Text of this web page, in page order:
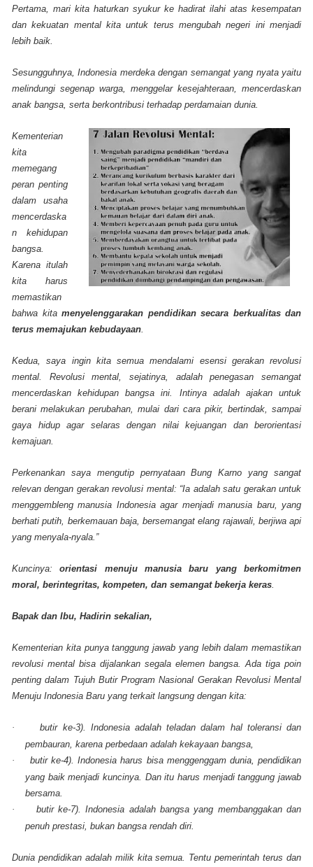
Pertama, mari kita haturkan syukur ke hadirat ilahi atas kesempatan
dan kekuatan mental kita untuk terus mengubah negeri ini menjadi
lebih baik.
Sesungguhnya, Indonesia merdeka dengan semangat yang nyata yaitu
melindungi segenap warga, menggelar kesejahteraan, mencerdaskan
anak bangsa, serta berkontribusi terhadap perdamaian dunia.
Kementerian
kita
memegang
peran penting
dalam usaha
mencerdaska
n kehidupan
bangsa.
Karena itulah
kita harus
memastikan
bahwa kita menyelenggarakan pendidikan secara berkualitas dan
terus memajukan kebudayaan
Kedua, saya ingin kita semua mendalami esensi gerakan revolusi
mental. Revolusi mental, sejatinya, adalah penegasan semangat
mencerdaskan kehidupan bangsa ini. Intinya adalah ajakan untuk
berani melakukan perubahan, mulai dari cara pikir, bertindak, sampai
gaya hidup agar selaras dengan nilai kejuangan dan berorientasi
kemajuan.
Perkenankan saya mengutip pernyataan Bung Karno yang sangat
relevan dengan gerakan revolusi mental: “Ia adalah satu gerakan untuk
menggembleng manusia Indonesia agar menjadi manusia baru, yang
berhati putih, berkemauan baja, bersemangat elang rajawali, berjiwa api
yang menyala-nyala.”
Kuncinya:orientasi menuju manusia baru yang berkomitmen
moral, berintegritas, kompeten, dan semangat bekerja keras
Bapak dan Ibu, Hadirin sekalian,
Kementerian kita punya tanggung jawab yang lebih dalam memastikan
revolusi mental bisa dijalankan segala elemen bangsa. Ada tiga poin
penting dalam Tujuh Butir Program Nasional Gerakan Revolusi Mental
Menuju Indonesia Baru yang terkait langsung dengan kita:
·
butir ke-3). Indonesia adalah teladan dalam hal toleransi dan
pembauran, karena perbedaan adalah kekayaan bangsa,
·
butir ke-4). Indonesia harus bisa menggenggam dunia, pendidikan
yang baik menjadi kuncinya. Dan itu harus menjadi tanggung jawab
bersama.
·
butir ke-7). Indonesia adalah bangsa yang membanggakan dan
penuh prestasi, bukan bangsa rendah diri.
Dunia pendidikan adalah milik kita semua. Tentu pemerintah terus dan